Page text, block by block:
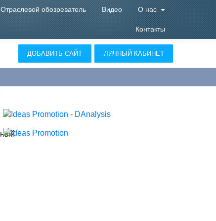
Отраслевой обозреватель Видео О нас
Контакты
ДОБАВИТЬ САЙТ ЛИЧНЫЙ КАБИНЕТ